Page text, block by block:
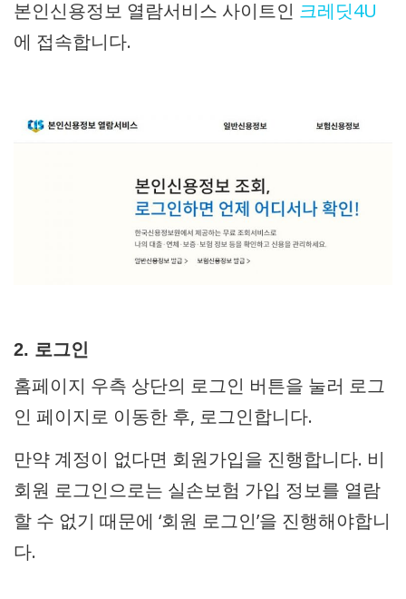
본인신용정보 열람서비스 사이트인 크레딧4U
에 접속합니다.
2. 로그인
홈페이지 우측 상단의 로그인 버튼을 눌러 로그
인 페이지로 이동한 후, 로그인합니다.
만약 계정이 없다면 회원가입을 진행합니다. 비
회원 로그인으로는 실손보험 가입 정보를 열람
할 수 없기 때문에 ‘회원 로그인’을 진행해야합니
다.